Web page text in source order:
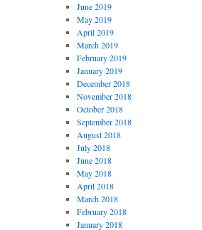
June 2019
May 2019
April 2019
March 2019
February 2019
January 2019
December 2018
November 2018
October 2018
September 2018
August 2018
July 2018
June 2018
May 2018
April 2018
March 2018
February 2018
January 2018